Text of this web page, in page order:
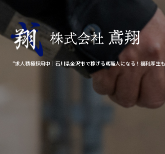
“求人積極採用中｜石川県金沢市で稼げる鳶職人になる！福利厚